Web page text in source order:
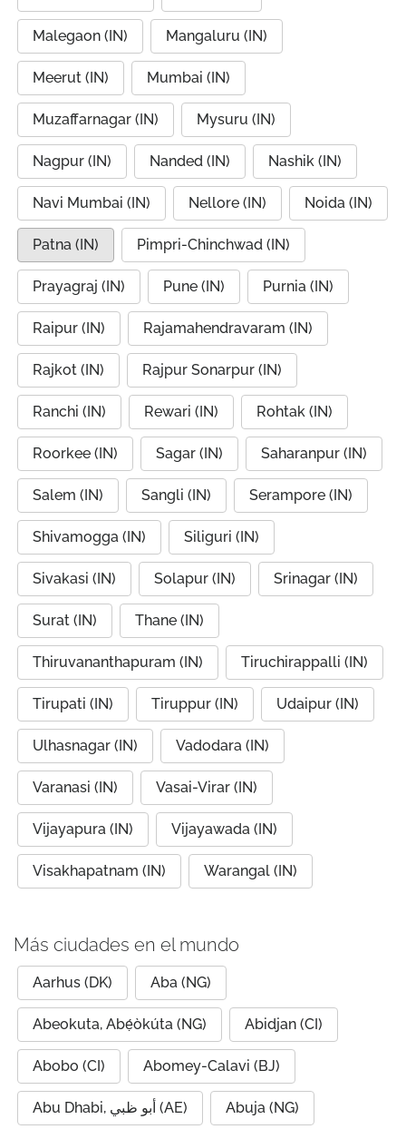
Malegaon (IN) Mangaluru (IN)
Meerut (IN) Mumbai (IN)
Muzaffarnagar (IN) Mysuru (IN)
Nagpur (IN) Nanded (IN) Nashik (IN)
Navi Mumbai (IN) Nellore (IN) Noida (IN)
Patna (IN) Pimpri-Chinchwad (IN)
Prayagraj (IN) Pune (IN) Purnia (IN)
Raipur (IN) Rajamahendravaram (IN)
Rajkot (IN) Rajpur Sonarpur (IN)
Ranchi (IN) Rewari (IN) Rohtak (IN)
Roorkee (IN) Sagar (IN) Saharanpur (IN)
Salem (IN) Sangli (IN) Serampore (IN)
Shivamogga (IN) Siliguri (IN)
Sivakasi (IN) Solapur (IN) Srinagar (IN)
Surat (IN) Thane (IN)
Thiruvananthapuram (IN) Tiruchirappalli (IN)
Tirupati (IN) Tiruppur (IN) Udaipur (IN)
Ulhasnagar (IN) Vadodara (IN)
Varanasi (IN) Vasai-Virar (IN)
Vijayapura (IN) Vijayawada (IN)
Visakhapatnam (IN) Warangal (IN)
Más ciudades en el mundo
Aarhus (DK) Aba (NG)
Abeokuta, Abẹ́òkúta (NG) Abidjan (CI)
Abobo (CI) Abomey-Calavi (BJ)
Abu Dhabi, أبو ظبي (AE) Abuja (NG)